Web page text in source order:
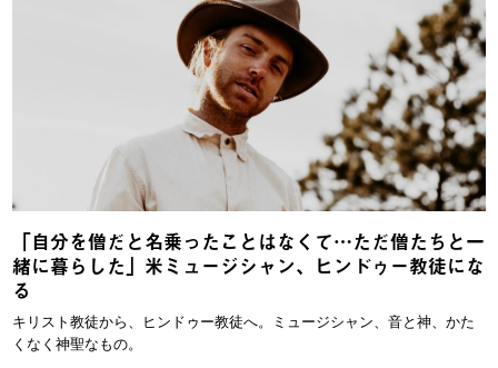
「自分を僧だと名乗ったことはなくて…ただ僧たちと一
緒に暮らした」米ミュージシャン、ヒンドゥー教徒にな
る
キリスト教徒から、ヒンドゥー教徒へ。ミュージシャン、音と神、かた
くなく神聖なもの。